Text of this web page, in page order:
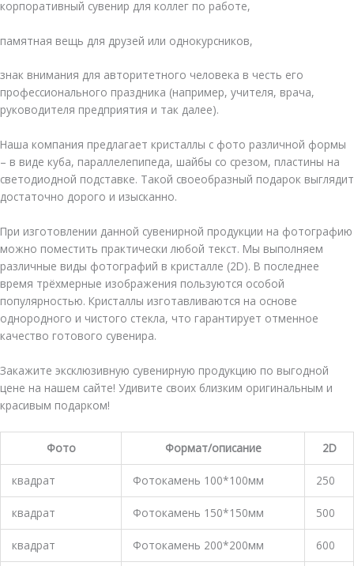
корпоративный сувенир для коллег по работе,
памятная вещь для друзей или однокурсников,
знак внимания для авторитетного человека в честь его
профессионального праздника (например, учителя, врача,
руководителя предприятия и так далее).
Наша компания предлагает кристаллы с фото различной формы
– в виде куба, параллелепипеда, шайбы со срезом, пластины на
светодиодной подставке. Такой своеобразный подарок выглядит
достаточно дорого и изысканно.
При изготовлении данной сувенирной продукции на фотографию
можно поместить практически любой текст. Мы выполняем
различные виды фотографий в кристалле (2D). В последнее
время трёхмерные изображения пользуются особой
популярностью. Кристаллы изготавливаются на основе
однородного и чистого стекла, что гарантирует отменное
качество готового сувенира.
Закажите эксклюзивную сувенирную продукцию по выгодной
цене на нашем сайте! Удивите своих близким оригинальным и
красивым подарком!
Фото Формат/описание 2D
квадрат Фотокамень 100*100мм 250
квадрат Фотокамень 150*150мм 500
квадрат Фотокамень 200*200мм 600